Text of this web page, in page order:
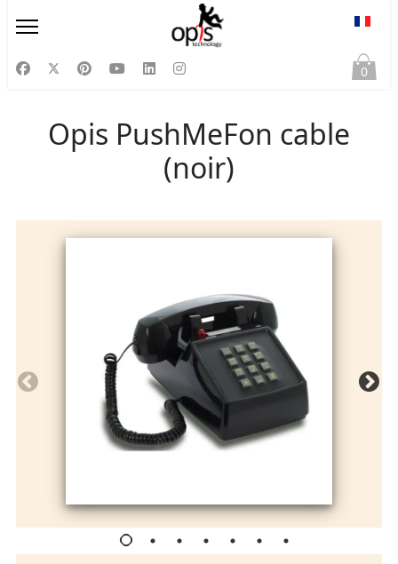
0
Opis PushMeFon cable
(noir)